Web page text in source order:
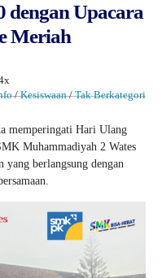
dengan Upacara
Meriah
/Kesiswaan/Tak Berkategori
memperingati Hari Ulang
Muhammadiyah 2 Wates
yang berlangsung dengan